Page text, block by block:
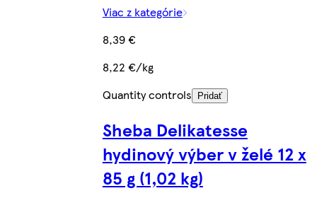
Viac z kategórie
8,39 €
8,22 €/kg
Quantity controls
Pridať
Sheba Delikatesse
hydinový výber v želé 12 x
85 g (1,02 kg)